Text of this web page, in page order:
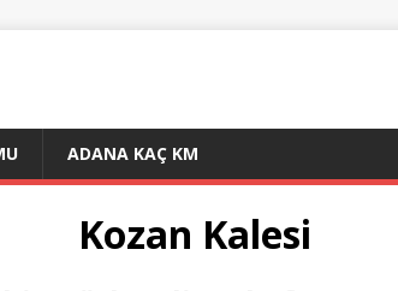
ADANA KAÇ KM
Kozan Kalesi